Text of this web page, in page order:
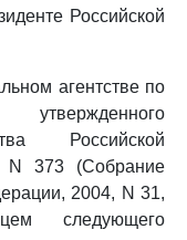
Российской
агентстве по
утвержденного
Российской
373 (Собрание
2004, N 31,
следующего